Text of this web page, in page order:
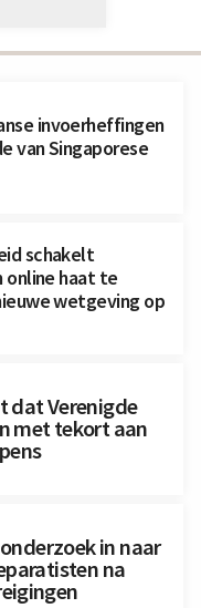
invoerheffingen
van Singaporese
schakelt
online haat te
wetgeving op
dat Verenigde
met tekort aan
in naar
na